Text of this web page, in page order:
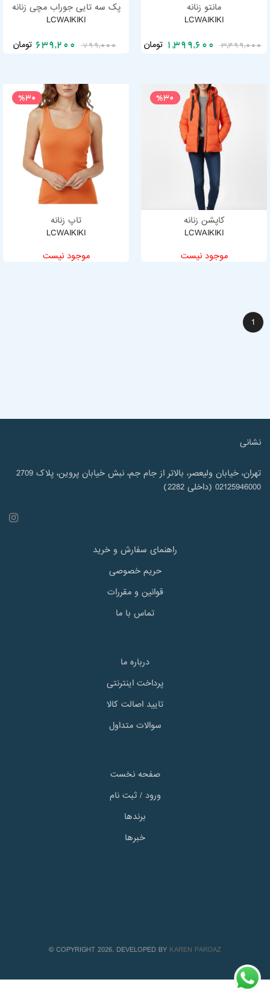
مانتو زنانه
LCWAIKIKI
3,499,000 تومان
پک سه تایی جوراب مچی زنانه
LCWAIKIKI
799,000 تومان
%30
کاپشن زنانه
LCWAIKIKI
موجود نیست
%30
تاپ زنانه
LCWAIKIKI
موجود نیست
1
نشانی
تهران، خیابان ولیعصر، بالاتر از جام جم، نبش خیابان پروین، پلاک 2709
02125946000 (داخلی 2282)
راهنمای سفارش و خرید
حریم خصوصی
قوانین و مقررات
تماس با ما
درباره ما
پرداخت اینترنتی
تایید اصالت کالا
سوالات متداول
صفحه نخست
ورود / ثبت نام
برندها
خبرها
© COPYRIGHT 2026. DEVELOPED BY KAREN PARDAZ